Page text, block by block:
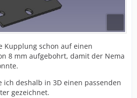
Kupplung schon auf einen
8 mm aufgebohrt, damit der Nema
ich deshalb in 3D einen passenden
gezeichnet.